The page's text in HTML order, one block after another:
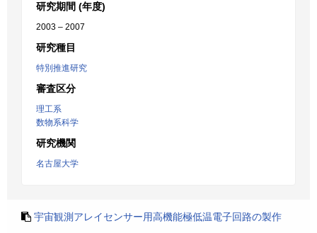
研究期間 (年度)
2003 – 2007
研究種目
特別推進研究
審査区分
理工系
数物系科学
研究機関
名古屋大学
宇宙観測アレイセンサー用高機能極低温電子回路の製作